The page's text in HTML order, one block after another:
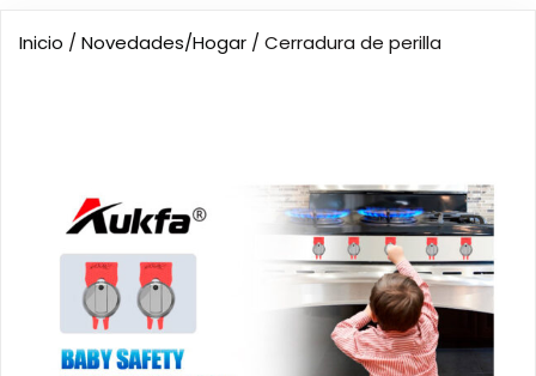
Inicio /Novedades/Hogar / Cerradura de perilla